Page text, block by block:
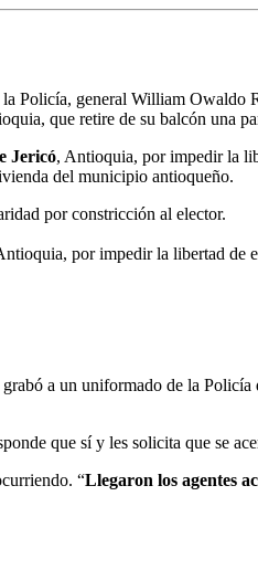
la Policía, general William Owaldo
que retire de su balcón una
Jericó, Antioquia, por impedir la
del municipio antioqueño.
por constricción al elector.
por impedir la libertad de
a un uniformado de la
que sí y les solicita que se
“Llegaron los agentes